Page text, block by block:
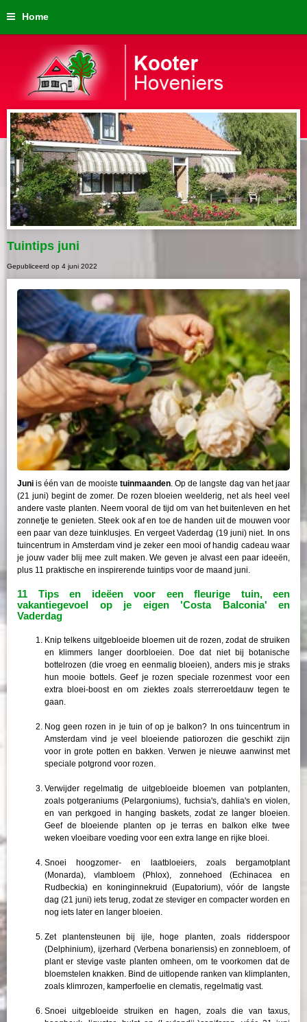
Home
Tuintips juni
Gepubliceerd op 4 juni 2022
Juni is één van de mooiste tuinmaanden. Op de langste dag van het jaar
(21 juni) begint de zomer. De rozen bloeien weelderig, net als heel veel
andere vaste planten. Neem vooral de tijd om van het buitenleven en het
zonnetje te genieten. Steek ook af en toe de handen uit de mouwen voor
een paar van deze tuinklusjes. En vergeet Vaderdag (19 juni) niet. In ons
tuincentrum in Amsterdam vind je zeker een mooi of handig cadeau waar
je jouw vader blij mee zult maken. We geven je alvast een paar ideeën,
plus 11 praktische en inspirerende tuintips voor de maand juni.
11 Tips en ideëen voor een fleurige tuin, een
vakantiegevoel op je eigen 'Costa Balconia' en
Vaderdag
Knip telkens uitgebloeide bloemen uit de rozen, zodat de struiken
en klimmers langer doorbloeien. Doe dat niet bij botanische
bottelrozen (die vroeg en eenmalig bloeien), anders mis je straks
hun mooie bottels. Geef je rozen speciale rozenmest voor een
extra bloei-boost en om ziektes zoals sterreroetdauw tegen te
gaan.
Nog geen rozen in je tuin of op je balkon? In ons tuincentrum in
Amsterdam vind je veel bloeiende patiorozen die geschikt zijn
voor in grote potten en bakken. Verwen je nieuwe aanwinst met
speciale potgrond voor rozen.
Verwijder regelmatig de uitgebloeide bloemen van potplanten,
zoals potgeraniums (Pelargoniums), fuchsia's, dahlia's en violen,
en van perkgoed in hanging baskets, zodat ze langer bloeien.
Geef de bloeiende planten op je terras en balkon elke twee
weken vloeibare voeding voor een extra lange en rijke bloei.
Snoei hoogzomer- en laatbloeiers, zoals bergamotplant
(Monarda), vlambloem (Phlox), zonnehoed (Echinacea en
Rudbeckia) en koninginnekruid (Eupatorium), vóór de langste
dag (21 juni) iets terug, zodat ze steviger en compacter worden en
nog iets later en langer bloeien.
Zet plantensteunen bij ijle, hoge planten, zoals ridderspoor
(Delphinium), ijzerhard (Verbena bonariensis) en zonnebloem, of
plant er stevige vaste planten omheen, om te voorkomen dat de
bloemstelen knakken. Bind de uitlopende ranken van klimplanten,
zoals klimrozen, kamperfoelie en clematis, regelmatig vast.
Snoei uitgebloeide struiken en hagen, zoals die van taxus,